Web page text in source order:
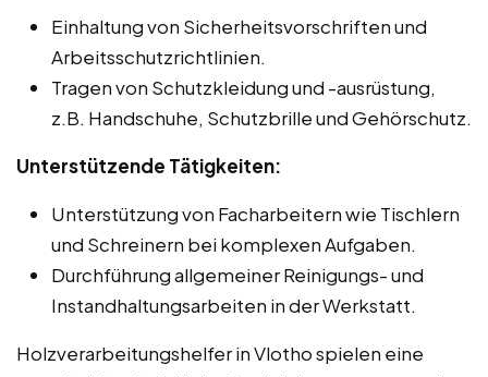
Einhaltung von Sicherheitsvorschriften und
Arbeitsschutzrichtlinien.
Tragen von Schutzkleidung und -ausrüstung,
z.B. Handschuhe, Schutzbrille und Gehörschutz.
Unterstützende Tätigkeiten:
Unterstützung von Facharbeitern wie Tischlern
und Schreinern bei komplexen Aufgaben.
Durchführung allgemeiner Reinigungs- und
Instandhaltungsarbeiten in der Werkstatt.
Holzverarbeitungshelfer in Vlotho spielen eine